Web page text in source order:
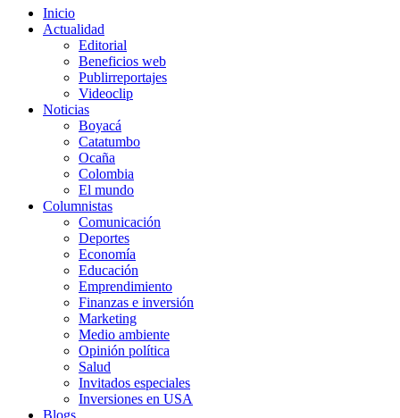
Inicio
Actualidad
Editorial
Beneficios web
Publirreportajes
Videoclip
Noticias
Boyacá
Catatumbo
Ocaña
Colombia
El mundo
Columnistas
Comunicación
Deportes
Economía
Educación
Emprendimiento
Finanzas e inversión
Marketing
Medio ambiente
Opinión política
Salud
Invitados especiales
Inversiones en USA
Blogs